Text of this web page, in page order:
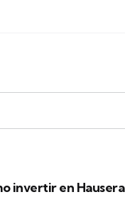
invertir en Hausera